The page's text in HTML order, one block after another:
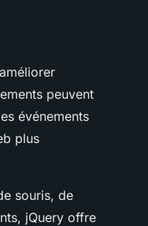
peuvent
événements
plus
souris, de
jQuery offre